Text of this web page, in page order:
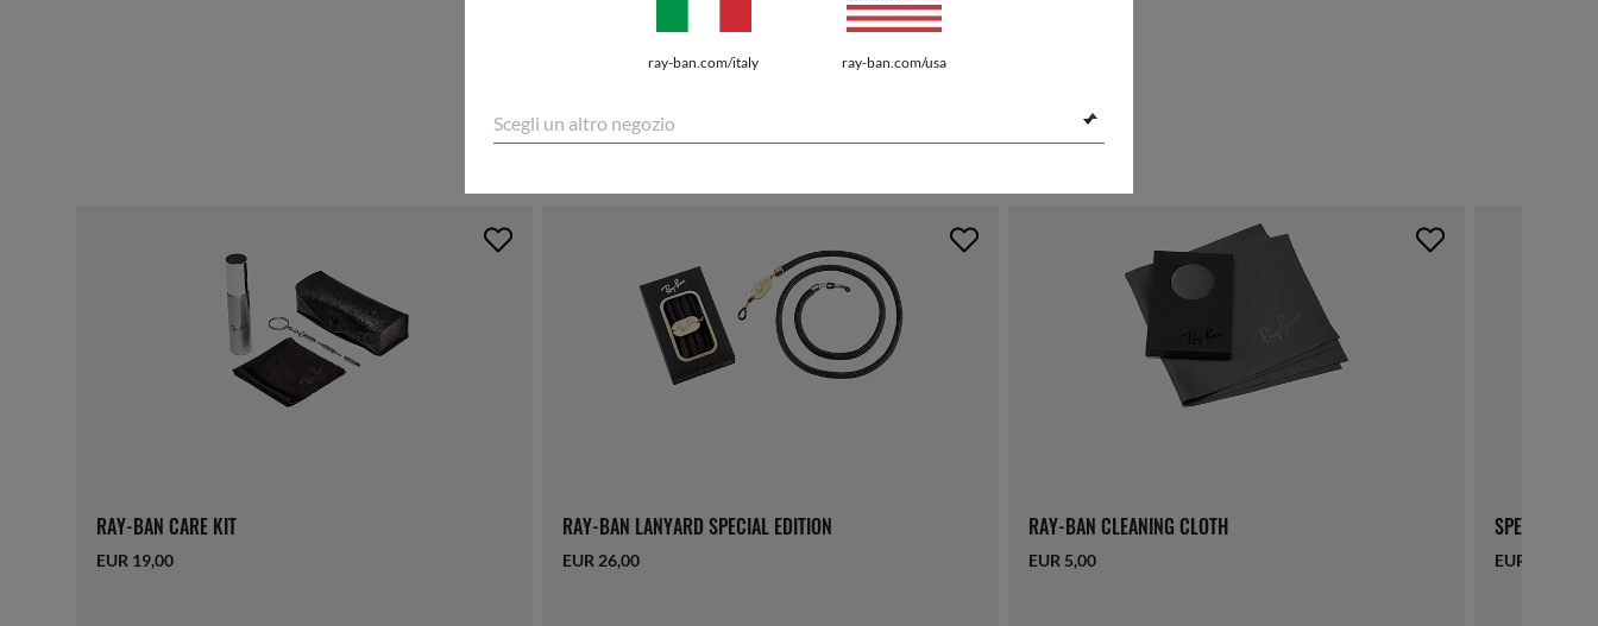
ray-ban.com/italy ray-ban.com/usa
Scegli un altro negozio
VEDI TUTTI GLI ACCESSORI
RAY-BAN CARE KIT
EUR 19,00
RAY-BAN LANYARD SPECIAL EDITION
EUR 26,00
RAY-BAN CLEANING CLOTH
EUR 5,00
SPECIAL
EUR 21,00